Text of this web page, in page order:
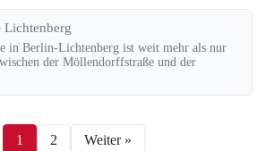
Lichtenberg
in Berlin-Lichtenberg ist weit mehr als nur
der Möllendorffstraße und der
1 2Link Weiter »